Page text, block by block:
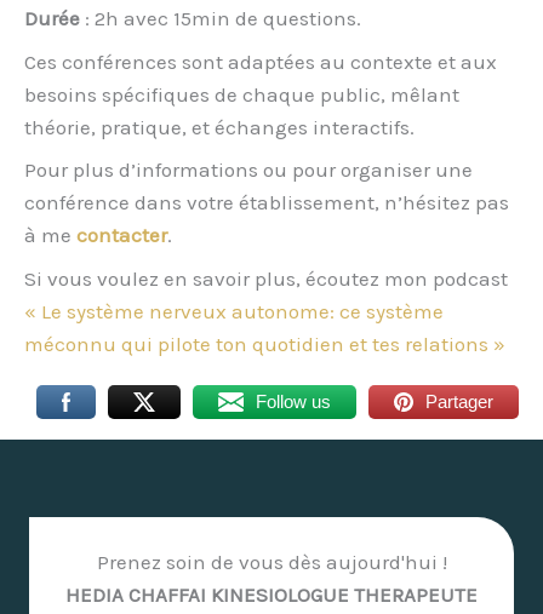
Durée : 2h avec 15min de questions.
Ces conférences sont adaptées au contexte et aux
besoins spécifiques de chaque public, mêlant
théorie, pratique, et échanges interactifs.
Pour plus d’informations ou pour organiser une
conférence dans votre établissement, n’hésitez pas
à me contacter.
Si vous voulez en savoir plus, écoutez mon podcast
« Le système nerveux autonome: ce système
méconnu qui pilote ton quotidien et tes relations »
Follow us Partager
Prenez soin de vous dès aujourd'hui !
HEDIA CHAFFAI KINESIOLOGUE THERAPEUTE